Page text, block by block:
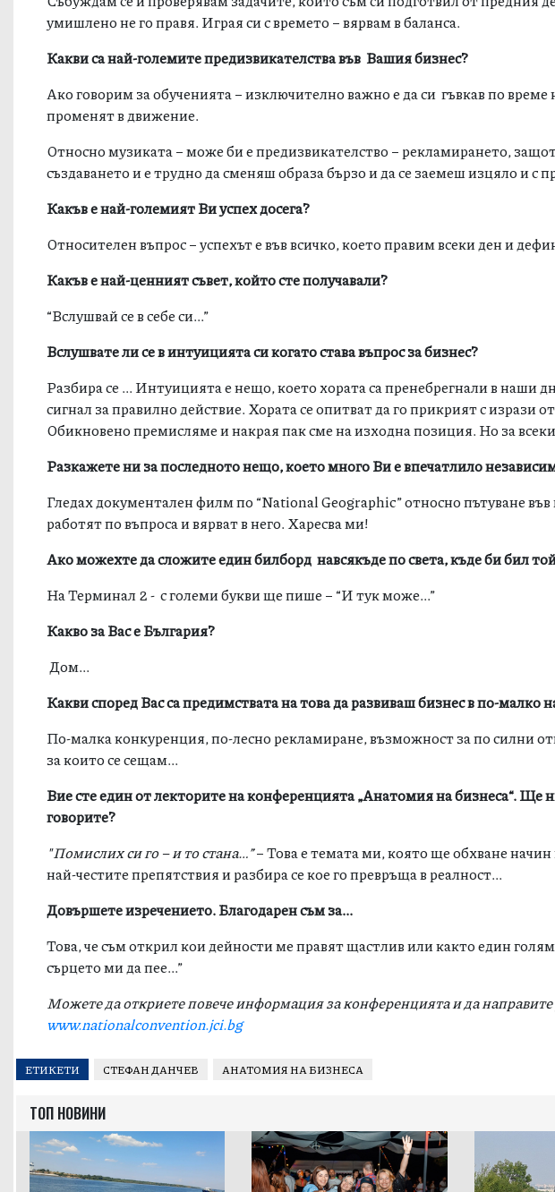
умишлено не го правя. Играя си с времето – вярвам в баланса.
Какви са най-големите предизвикателства във Вашия бизнес?
Ако говорим за обученията – изключително важно е да си гъвкав по
променят в движение.
Относно музиката – може би е предизвикателство – рекламирането,
създаването и е трудно да сменяш образа бързо и да се заемеш изцяло и с
Какъв е най-големият Ви успех досега?
Относителен въпрос – успехът е във всичко, което правим всеки ден и
Какъв е най-ценният съвет, който сте получавали?
“Вслушвай се в себе си...”
Вслушвате ли се в интуицията си когато става въпрос за бизнес?
Разбира се ... Интуицията е нещо, което хората са пренебрегнали в наши
сигнал за правилно действие. Хората се опитват да го прикрият с изрази
Обикновено премисляме и накрая пак сме на изходна позиция. Но за
Разкажете ни за последното нещо, което много Ви е впечатлило
Гледах документален филм по “National Geographic” относно пътуване
работят по въпроса и вярват в него. Харесва ми!
Ако можехте да сложите един билборд навсякъде по света, къде би бил
На Терминал 2 - с големи букви ще пише – “И тук може...”
Какво за Вас е България?
Дом...
Какви според Вас са предимствата на това да развиваш бизнес в по-малко
По-малка конкуренция, по-лесно рекламиране, възможност за по силни
за които се сещам...
Вие сте един от лекторите на конференцията „Анатомия на бизнеса“. Ще
говорите?
"Помислих си го – и то стана…”– Това е темата ми, която ще обхване
най-честите препятствия и разбира се кое го превръща в реалност...
Довършете изречението. Благодарен съм за...
Това, че съм открил кои дейности ме правят щастлив или както един
сърцето ми да пее...”
Можете да откриете повече информация за конференцията и да направите
www.nationalconvention.jci.bg
ЕТИКЕТИ СТЕФАН ДАНЧЕВ АНАТОМИЯ НА БИЗНЕСА
ТОП НОВИНИ